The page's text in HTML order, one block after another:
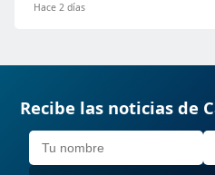
Hace 2 días
Recibe las noticias de